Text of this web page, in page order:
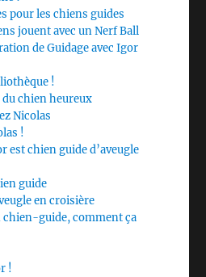
pour les chiens guides
jouent avec un Nerf Ball
de Guidage avec Igor
!
du chien heureux
Nicolas
!
est chien guide d’aveugle
guide
en croisière
chien-guide, comment ça
!